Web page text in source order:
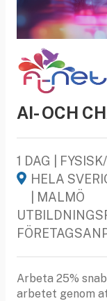
AI- OCH
1 DAG |
HELA
| MALMÖ
Arbeta 25%
arbetet genom